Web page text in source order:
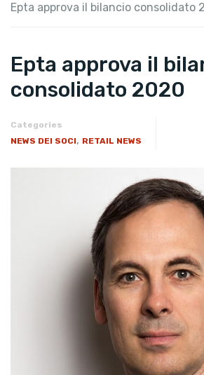
Epta approva il bilancio consolidato
Epta approva il
consolidato 2020
Categories
NEWS DEI SOCI, RETAIL NEWS